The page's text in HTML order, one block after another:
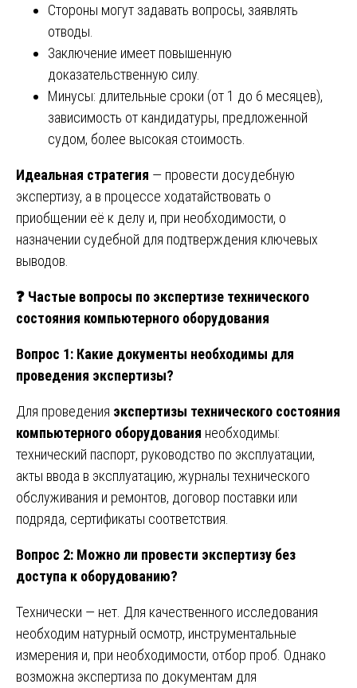
Стороны могут задавать вопросы, заявлять
отводы.
Заключение имеет повышенную
доказательственную силу.
Минусы: длительные сроки (от 1 до 6 месяцев),
зависимость от кандидатуры, предложенной
судом, более высокая стоимость.
Идеальная стратегия — провести досудебную
экспертизу, а в процессе ходатайствовать о
приобщении её к делу и, при необходимости, о
назначении судебной для подтверждения ключевых
выводов.
❓ Частые вопросы по экспертизе технического
состояния компьютерного оборудования
Вопрос 1: Какие документы необходимы для
проведения экспертизы?
Для проведения экспертизы технического состояния
компьютерного оборудования необходимы:
технический паспорт, руководство по эксплуатации,
акты ввода в эксплуатацию, журналы технического
обслуживания и ремонтов, договор поставки или
подряда, сертификаты соответствия.
Вопрос 2: Можно ли провести экспертизу без
доступа к оборудованию?
Технически — нет. Для качественного исследования
необходим натурный осмотр, инструментальные
измерения и, при необходимости, отбор проб. Однако
возможна экспертиза по документам для